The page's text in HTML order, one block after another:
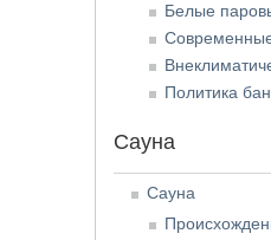
Белые
Политика
Сауна
Сауна